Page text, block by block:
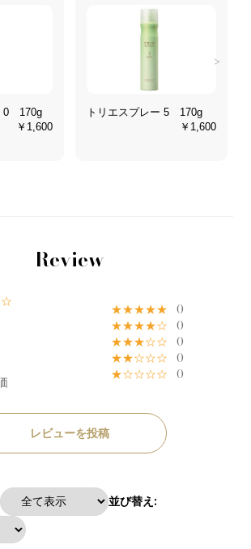
0 170g
￥1,600
トリエスプレー 5 170g
￥1,600
>
Review
★★★★★ 0
★★★★☆ 0
★★★☆☆ 0
★★☆☆☆ 0
★☆☆☆☆ 0
レビューを投稿
並び替え: